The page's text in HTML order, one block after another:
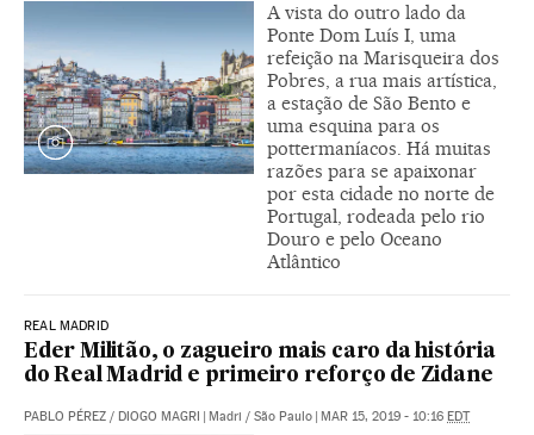
A vista do outro lado da
Ponte Dom Luís I, uma
refeição na Marisqueira dos
Pobres, a rua mais artística,
a estação de São Bento e
uma esquina para os
pottermaníacos. Há muitas
razões para se apaixonar
por esta cidade no norte de
Portugal, rodeada pelo rio
Douro e pelo Oceano
Atlântico
REAL MADRID
Eder Militão, o zagueiro mais caro da história
do Real Madrid e primeiro reforço de Zidane
PABLO PÉREZ / DIOGO MAGRI Madri / São Paulo MAR 15, 2019 - 10:16 EDT